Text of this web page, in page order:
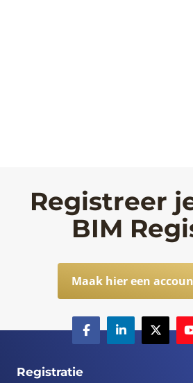
Registreer
BIM
Maak hier een
Registratie